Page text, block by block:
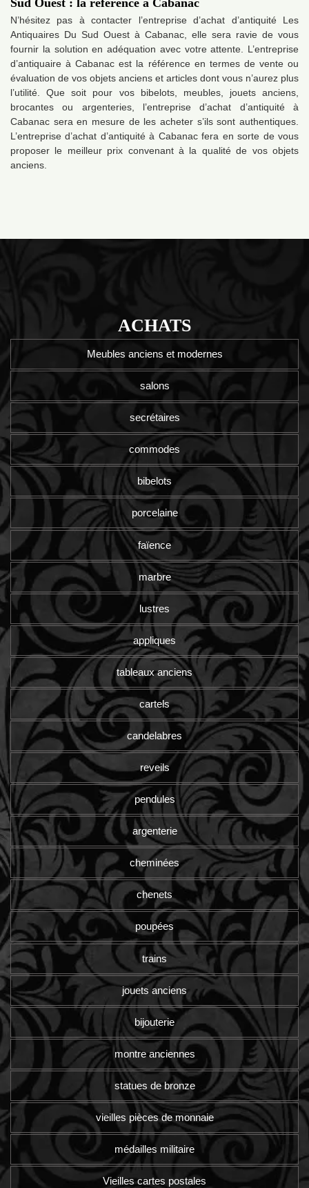
Sud Ouest : la référence à Cabanac
N’hésitez pas à contacter l’entreprise d’achat d’antiquité Les
Antiquaires Du Sud Ouest à Cabanac, elle sera ravie de vous
fournir la solution en adéquation avec votre attente. L’entreprise
d’antiquaire à Cabanac est la référence en termes de vente ou
évaluation de vos objets anciens et articles dont vous n’aurez plus
l’utilité. Que soit pour vos bibelots, meubles, jouets anciens,
brocantes ou argenteries, l’entreprise d’achat d’antiquité à
Cabanac sera en mesure de les acheter s’ils sont authentiques.
L’entreprise d’achat d’antiquité à Cabanac fera en sorte de vous
proposer le meilleur prix convenant à la qualité de vos objets
anciens.
ACHATS
Meubles anciens et modernes
salons
secrétaires
commodes
bibelots
porcelaine
faïence
marbre
lustres
appliques
tableaux anciens
cartels
candelabres
reveils
pendules
argenterie
cheminées
chenets
poupées
trains
jouets anciens
bijouterie
montre anciennes
statues de bronze
vieilles pièces de monnaie
médailles militaire
Vieilles cartes postales